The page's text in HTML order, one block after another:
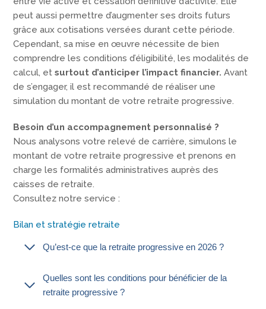
peut aussi permettre d’augmenter ses droits futurs
grâce aux cotisations versées durant cette période.
Cependant, sa mise en œuvre nécessite de bien
comprendre les conditions d’éligibilité, les modalités de
calcul, etsurtout d’anticiper l’impact financier.Avant
de s’engager, il est recommandé de réaliser une
simulation du montant de votre retraite progressive.
Besoin d’un accompagnement personnalisé ?
Nous analysons votre relevé de carrière, simulons le
montant de votre retraite progressive et prenons en
charge les formalités administratives auprès des
caisses de retraite.
Consultez notre service :
Bilan et stratégie retraite
Qu’est-ce que la retraite progressive en 2026 ?
Quelles sont les conditions pour bénéficier de la
retraite progressive ?